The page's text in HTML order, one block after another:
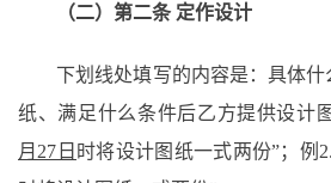
（二）第二条 定作设计
下划线处填写的内容是：具体
纸、满足什么条件后乙方提供设计
月27日 时将设计图纸一式两份”；例